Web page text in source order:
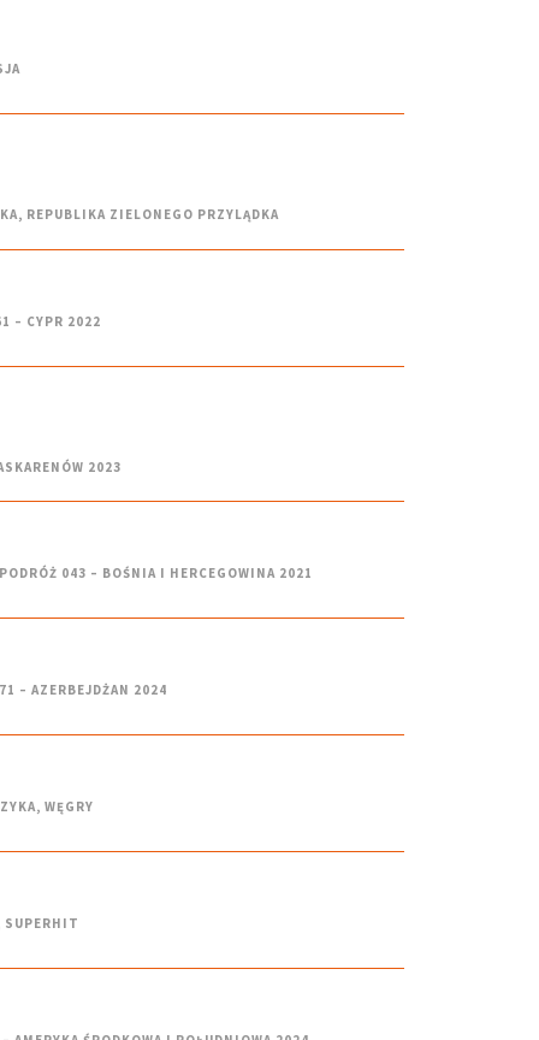
, REPUBLIKA ZIELONEGO PRZYLĄDKA
– CYPR 2022
2023
PODRÓŻ 043 – BOŚNIA I HERCEGOWINA 2021
– AZERBEJDŻAN 2024
, WĘGRY
SUPERHIT